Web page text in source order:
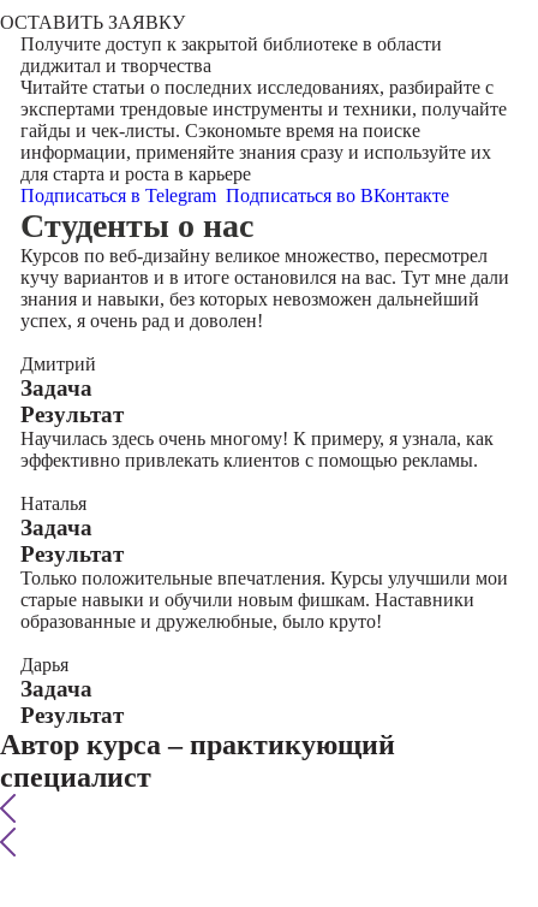
ОСТАВИТЬ ЗАЯВКУ
Получите доступ к закрытой библиотекев области
диджитал и творчества
Читайте статьи о последних исследованиях, разбирайте с
экспертами трендовые инструменты и техники, получайте
гайды и чек-листы. Сэкономьте время на поиске
информации, применяйте знания сразу и используйте их
для старта и роста в карьере
Подписаться в Telegram Подписаться во ВКонтакте
Cтуденты о нас
Курсов по веб-дизайну великое множество, пересмотрел
кучу вариантов и в итоге остановился на вас. Тут мне дали
знания и навыки, без которых невозможен дальнейший
успех, я очень рад и доволен!
Дмитрий
Задача
Результат
Научилась здесь очень многому! К примеру, я узнала, как
эффективно привлекать клиентов с помощью рекламы.
Наталья
Задача
Результат
Только положительные впечатления. Курсы улучшили мои
старые навыки и обучили новым фишкам. Наставники
образованные и дружелюбные, было круто!
Дарья
Задача
Результат
Автор курса – практикующий
специалист